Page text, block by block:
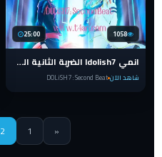
25:00 1058
انمي Idolish7 الضربة الثانية الحلقة 7 مترجمة
شاهد الآنDOLiSH7 : Second Beat
«
1
2